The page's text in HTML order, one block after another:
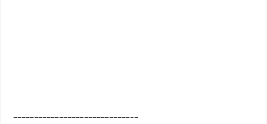
==============================